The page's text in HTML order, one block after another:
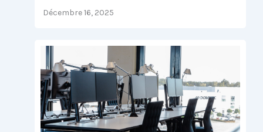
Décembre 16, 2025